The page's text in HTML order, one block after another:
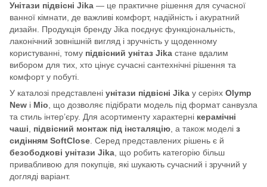
Унітази підвісні Jika — це практичне рішення для сучасної
ванної кімнати, де важливі комфорт, надійність і акуратний
дизайн. Продукція бренду Jika поєднує функціональність,
лаконічний зовнішній вигляд і зручність у щоденному
користуванні, тому підвісний унітаз Jika стане вдалим
вибором для тих, хто цінує сучасні сантехнічні рішення та
комфорт у побуті.
У каталозі представлені унітази підвісні Jika у серіях Olymp
New і Mio , що дозволяє підібрати модель під формат санвузла
та стиль інтер’єру. Для асортименту характерні керамічні
чаші
підвісний монтаж під інсталяцію , а також моделі з
сидінням SoftClose . Серед представлених рішень є й
безободкові унітази Jika , що робить категорію більш
привабливою для покупців, які шукають сучасний і зручний у
догляді варіант.